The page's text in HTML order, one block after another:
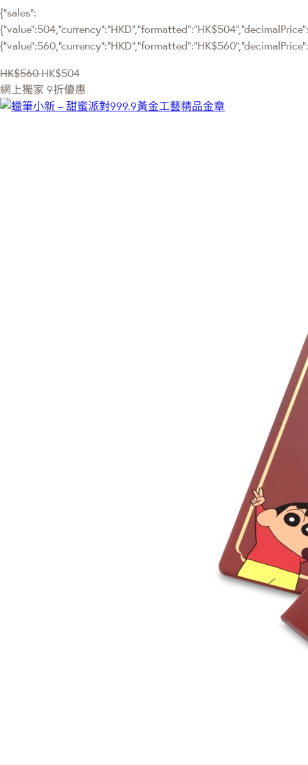
{"sales":
HK$560 HK$504
網上獨家 9折優惠